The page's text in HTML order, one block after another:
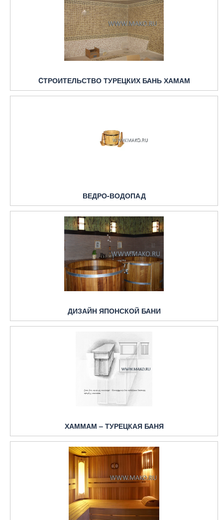
CТРОИТЕЛЬСТВО ТУРЕЦКИХ БАНЬ ХАМАМ
ВЕДРО-ВОДОПАД
ДИЗАЙН ЯПОНСКОЙ БАНИ
ХАММАМ – ТУРЕЦКАЯ БАНЯ